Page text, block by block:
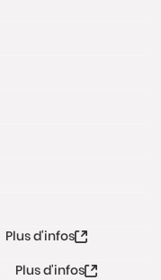
Plus d'infos
Plus d'infos